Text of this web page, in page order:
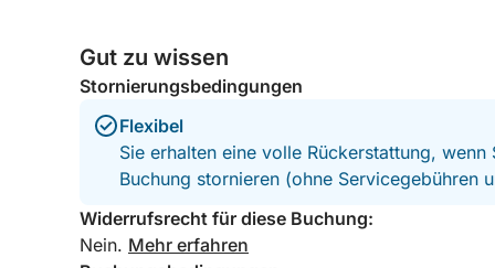
Sie.
Gut zu wissen
Stornierungsbedingungen
Flexibel
Sie erhalten eine volle Rückerstattung,
Buchung stornieren (ohne Servicegebühren
Widerrufsrecht für diese Buchung:
Nein. Mehr erfahren